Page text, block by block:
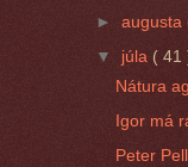
►augusta
▼ júla ( 41
Nátura
Igor má
Peter